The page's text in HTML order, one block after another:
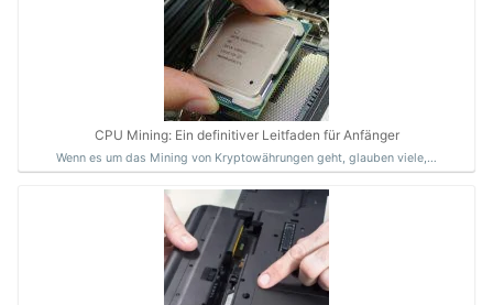
CPU Mining: Ein definitiver Leitfaden für Anfänger
Wenn es um das Mining von Kryptowährungen geht, glauben viele,…